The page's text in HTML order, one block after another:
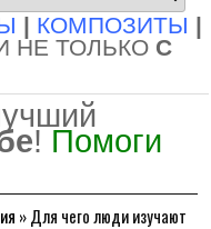
| КОМПОЗИТЫ |
НЕ ТОЛЬКО С
! Помоги
»Для чего люди изучают